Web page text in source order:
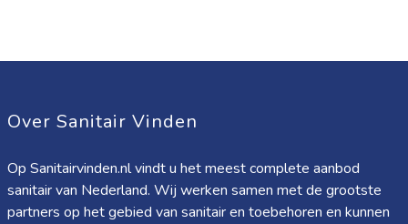
Over Sanitair Vinden
Op Sanitairvinden.nl vindt u het meest complete aanbod
sanitair van Nederland. Wij werken samen met de grootste
partners op het gebied van sanitair en toebehoren en kunnen